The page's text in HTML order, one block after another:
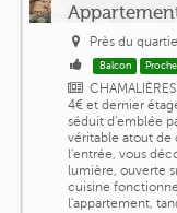
Près du
Balcon
4€ et dernier
séduit d'emblée
véritable atout de
l'entrée, vous
lumière, ouverte
cuisine
l'appartement,